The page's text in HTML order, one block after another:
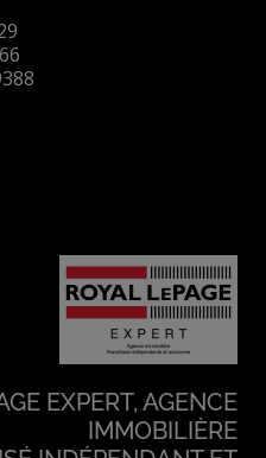
EXPERT, AGENCE
IMMOBILIÈRE